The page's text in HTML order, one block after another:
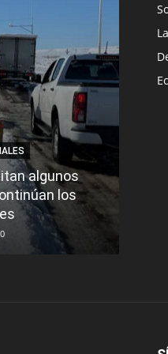
algunos
los
0